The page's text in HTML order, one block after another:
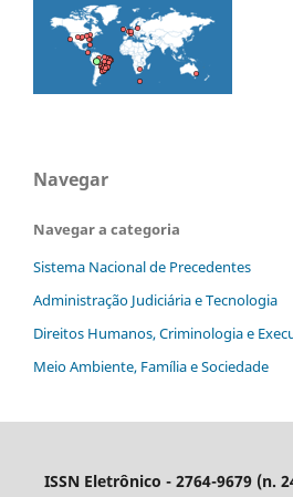
Navegar
Navegar a categoria
Sistema Nacional de Precedentes
Administração Judiciária e Tecnologia
Direitos Humanos, Criminologia e
Meio Ambiente, Família e Sociedade
ISSN Eletrônico - 2764-9679 (n.